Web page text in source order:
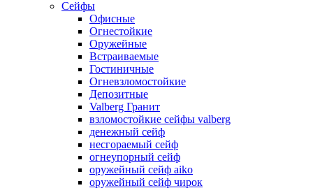
Сейфы
Офисные
Огнестойкие
Оружейные
Встраиваемые
Гостиничные
Огневзломостойкие
Депозитные
Valberg Гранит
взломостойкие сейфы valberg
денежный сейф
несгораемый сейф
огнеупорный сейф
оружейный сейф aiko
оружейный сейф чирок